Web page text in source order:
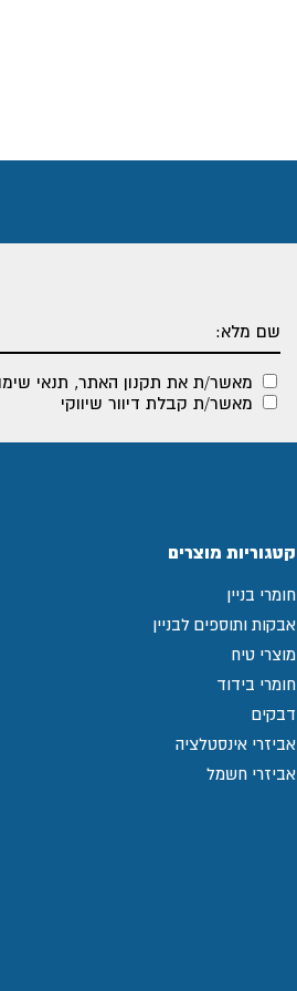
מאשר/ת את תקנון האתר, תנאי
מאשר/ת קבלת דיוור שיווקי
קטגוריות מוצרים
חומרי בניין
אבקות ותוספים לבניין
מוצרי טיח
חומרי בידוד
דבקים
אביזרי אינסטלציה
אביזרי חשמל